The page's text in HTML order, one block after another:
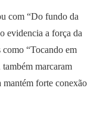
com “Do fundo da
evidencia a força da
“Tocando em
marcaram
mantém forte conexão